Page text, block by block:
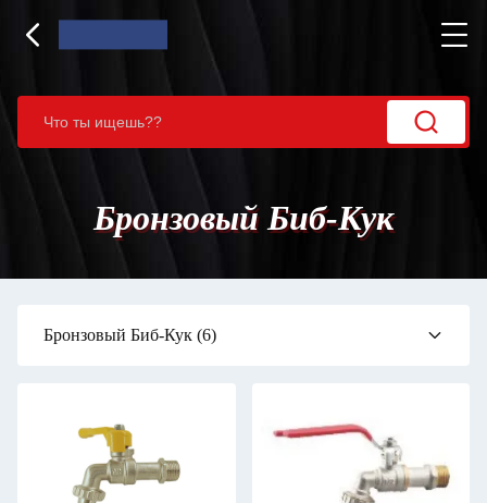
Бронзовый Биб-Кук
Бронзовый Биб-Кук (6)